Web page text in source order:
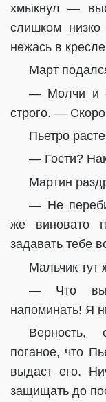
хмыкнул —
слишком
нежась в
Март
— Молчи и
строго. —
Пьетро
— Гости?
Мартин
— Не
же виновато
задавать тебе
Мальчик тут
— Что вы,
напоминать! Я
Верность,
поганое, что
выдаст его.
защищать до